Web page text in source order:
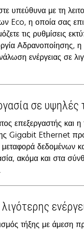
υπεύθυνα με τη
Eco, η οποία σας
τις ρυθμίσεις
Αδρανοποίησης, η
ενέργειας σε
σε υψηλές
επεξεργαστής και η
Gigabit Ethernet
δεδομένων
ακόμα και στα
τήξης με άμεση